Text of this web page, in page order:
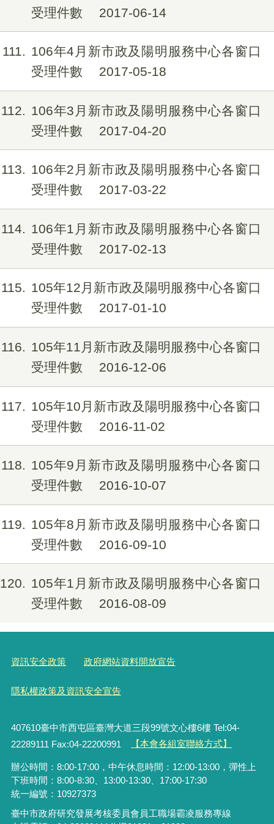
受理件數
2017-06-14
111
106年4月新市政及陽明服務中心各窗口
受理件數
2017-05-18
112
106年3月新市政及陽明服務中心各窗口
受理件數
2017-04-20
113
106年2月新市政及陽明服務中心各窗口
受理件數
2017-03-22
114
106年1月新市政及陽明服務中心各窗口
受理件數
2017-02-13
115
105年12月新市政及陽明服務中心各窗口
受理件數
2017-01-10
116
105年11月新市政及陽明服務中心各窗口
受理件數
2016-12-06
117
105年10月新市政及陽明服務中心各窗口
受理件數
2016-11-02
118
105年9月新市政及陽明服務中心各窗口
受理件數
2016-10-07
119
105年8月新市政及陽明服務中心各窗口
受理件數
2016-09-10
120
105年1月新市政及陽明服務中心各窗口
受理件數
2016-08-09
資訊安全政策 政府網站資料開放宣告
隱私權政策及資訊安全宣告
407610臺中市西屯區臺灣大道三段99號文心樓6樓 Tel:04-
22289111 Fax:04-22200991
【本會各組室聯絡方式】
辦公時間：8:00-17:00，中午休息時間：12:00-13:00，彈性上
下班時間：8:00-8:30、13:00-13:30、17:00-17:30
統一編號：10927373
臺中市政府研究發展考核委員會員工職場霸凌服務專線